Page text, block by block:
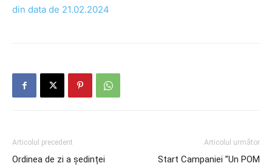
din data de 21.02.2024
Articolul precedent
Ordinea de zi a ședinței
Articolul următor
Start Campaniei ”Un POM